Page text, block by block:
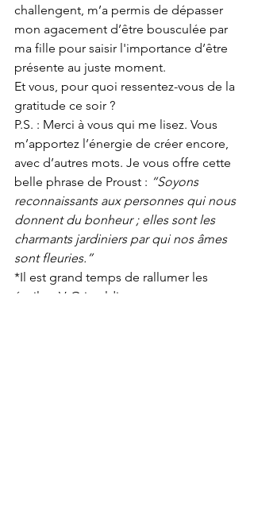
challengent, m’a permis de dépasser
mon agacement d’être bousculée par
ma fille pour saisir l'importance d’être
présente au juste moment.
Et vous, pour quoi ressentez-vous de la
gratitude ce soir ?
P.S. : Merci à vous qui me lisez. Vous
m’apportez l’énergie de créer encore,
avec d’autres mots. Je vous offre cette
belle phrase de Proust : “Soyons
reconnaissants aux personnes qui nous
donnent du bonheur ; elles sont les
charmants jardiniers par qui nos âmes
sont fleuries.”
*Il est grand temps de rallumer les
étoiles, V. Grimaldi